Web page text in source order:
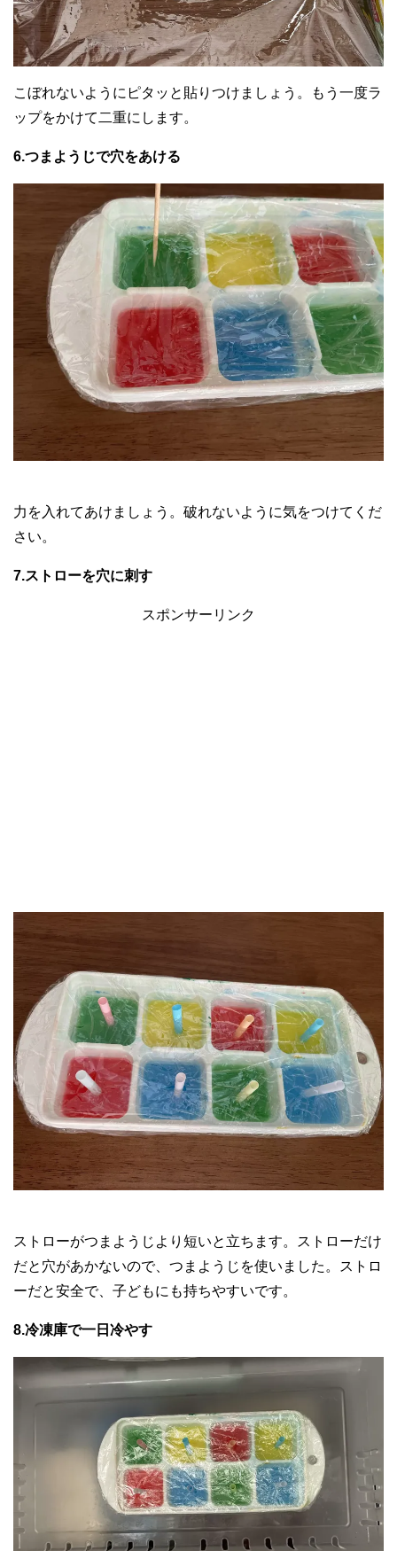
こぼれないようにピタッと貼りつけましょう。もう一度ラ
ップをかけて二重にします。
6.つまようじで穴をあける
力を入れてあけましょう。破れないように気をつけてくだ
さい。
7.ストローを穴に刺す
スポンサーリンク
ストローがつまようじより短いと立ちます。ストローだけ
だと穴があかないので、つまようじを使いました。ストロ
ーだと安全で、子どもにも持ちやすいです。
8.冷凍庫で一日冷やす